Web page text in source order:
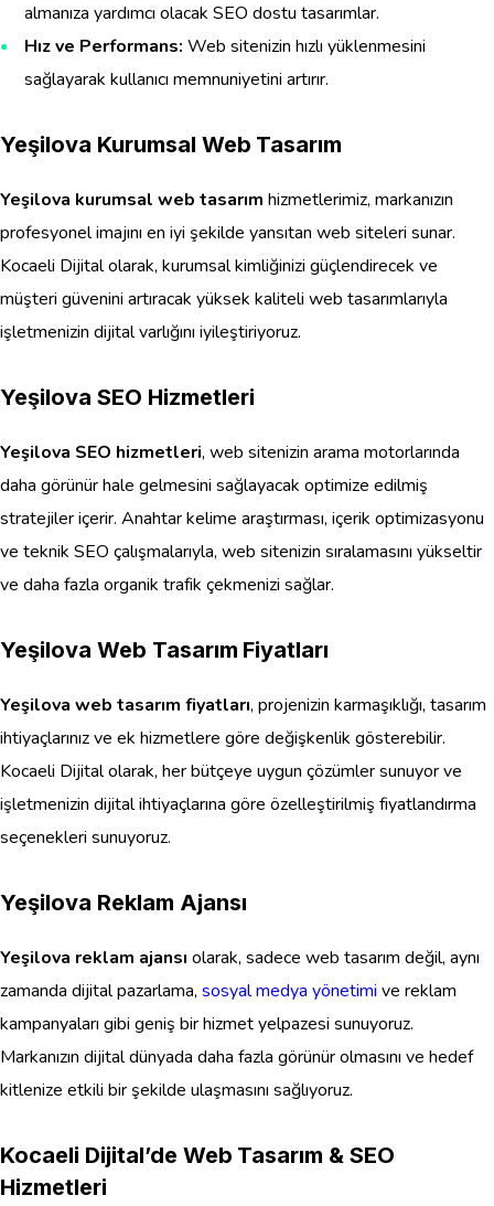
almanıza yardımcı olacak SEO dostu tasarımlar.
Hız ve Performans: Web sitenizin hızlı yüklenmesini
sağlayarak kullanıcı memnuniyetini artırır.
Yeşilova Kurumsal Web Tasarım
Yeşilova kurumsal web tasarım hizmetlerimiz, markanızın
profesyonel imajını en iyi şekilde yansıtan web siteleri sunar.
Kocaeli Dijital olarak, kurumsal kimliğinizi güçlendirecek ve
müşteri güvenini artıracak yüksek kaliteli web tasarımlarıyla
işletmenizin dijital varlığını iyileştiriyoruz.
Yeşilova SEO Hizmetleri
Yeşilova SEO hizmetleri, web sitenizin arama motorlarında
daha görünür hale gelmesini sağlayacak optimize edilmiş
stratejiler içerir. Anahtar kelime araştırması, içerik optimizasyonu
ve teknik SEO çalışmalarıyla, web sitenizin sıralamasını yükseltir
ve daha fazla organik trafik çekmenizi sağlar.
Yeşilova Web Tasarım Fiyatları
Yeşilova web tasarım fiyatları, projenizin karmaşıklığı, tasarım
ihtiyaçlarınız ve ek hizmetlere göre değişkenlik gösterebilir.
Kocaeli Dijital olarak, her bütçeye uygun çözümler sunuyor ve
işletmenizin dijital ihtiyaçlarına göre özelleştirilmiş fiyatlandırma
seçenekleri sunuyoruz.
Yeşilova Reklam Ajansı
Yeşilova reklam ajansı olarak, sadece web tasarım değil, aynı
zamanda dijital pazarlama, sosyal medya yönetimi ve reklam
kampanyaları gibi geniş bir hizmet yelpazesi sunuyoruz.
Markanızın dijital dünyada daha fazla görünür olmasını ve hedef
kitlenize etkili bir şekilde ulaşmasını sağlıyoruz.
Kocaeli Dijital’de Web Tasarım & SEO
Hizmetleri